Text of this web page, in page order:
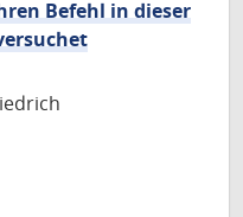
Befehl in dieser